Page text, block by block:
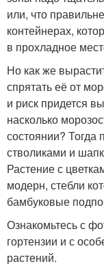
или, что
контейнерах,
в прохладное
Но как же
спрятать её от
и риск придется
насколько
состоянии?
стволиками и
Растение с
модерн, стебли
бамбуковые
Ознакомьтесь с
гортензии и с
растений.